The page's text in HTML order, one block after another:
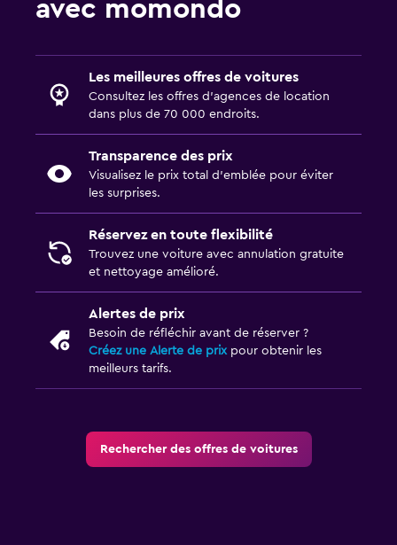
avec momondo
Les meilleures offres de voitures
Consultez les offres d’agences de location
dans plus de 70 000 endroits.
Transparence des prix
Visualisez le prix total d’emblée pour éviter
les surprises.
Réservez en toute flexibilité
Trouvez une voiture avec annulation gratuite
et nettoyage amélioré.
Alertes de prix
Besoin de réfléchir avant de réserver ?
Créez une Alerte de prixpour obtenir les
meilleurs tarifs.
Rechercher des offres de voitures